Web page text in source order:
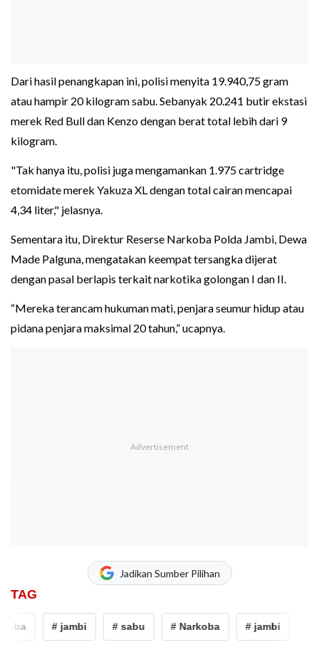
Dari hasil penangkapan ini, polisi menyita 19.940,75 gram
atau hampir 20 kilogram sabu. Sebanyak 20.241 butir ekstasi
merek Red Bull dan Kenzo dengan berat total lebih dari 9
kilogram.
"Tak hanya itu, polisi juga mengamankan 1.975 cartridge
etomidate merek Yakuza XL dengan total cairan mencapai
4,34 liter," jelasnya.
Sementara itu, Direktur Reserse Narkoba Polda Jambi, Dewa
Made Palguna, mengatakan keempat tersangka dijerat
dengan pasal berlapis terkait narkotika golongan I dan II.
“Mereka terancam hukuman mati, penjara seumur hidup atau
pidana penjara maksimal 20 tahun,” ucapnya.
Jadikan Sumber Pilihan
TAG
# jambi # sabu # Narkoba # jambi